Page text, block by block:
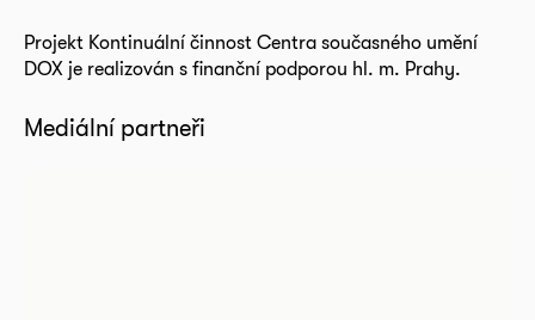
Projekt Kontinuální činnost Centra současného umění
DOX je realizován s finanční podporou hl. m. Prahy.
Mediální partneři